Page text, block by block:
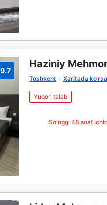
9.7
Haziniy
Toshkent Xaritada
Yuqori talab
So'nggi 48 soat